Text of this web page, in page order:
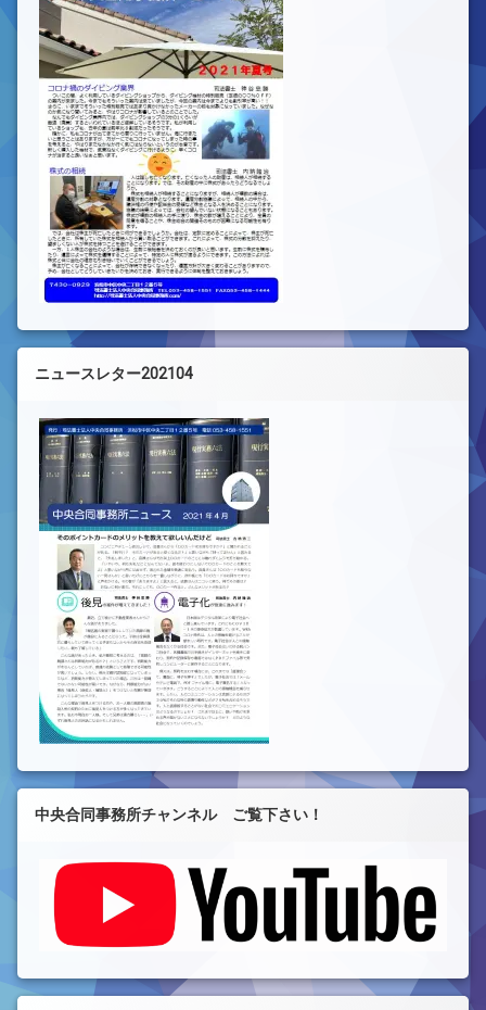
ニュースレター202104
中央合同事務所チャンネル ご覧下さい！